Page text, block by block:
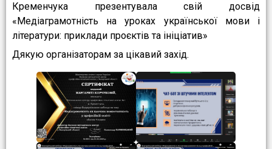
Кременчука презентувала свій досвід
«Медіаграмотність на уроках української мови і
літератури: приклади проєктів та ініціатив»
Дякую організаторам за цікавий захід.